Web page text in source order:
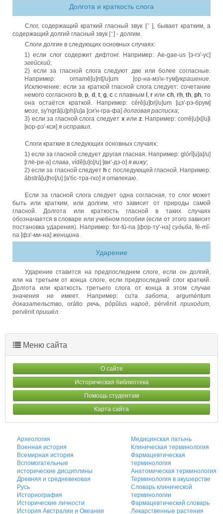
Долгота и краткость слога
Слог, содержащий краткий гласный звук [ ̆ ], бывает кратким, а
содержащий долгий гласный звук [ ̄ ] - долгим.
Слоги долгие в следующих основных случаях:
1) если слог содержит дифтонг. Например: Ae-gae-us [э-гэ'-ус]
эгейский;
2) если за гласной слога следуют две или более согласные.
Например: ornamē[u]nt[/u]um [ор-на-мэ'н-тум]украшение.
Исключение: если за краткой гласной слога следует: сочетание
немого согласного b,p, d , t, g, cс плавным ,r или ch, rh, th, ph, то
она остаётся краткой. Например: cérĕ[u]br[/u]um [цэ'-рэ-брум]
мозг, sy'ngră[u]ph[/u]a [си'н-гра-фа] долговая расписка;
3) если за гласной слога следует xили z. Например: corrē[u]x[/u]i
[кор-рэ'-кси] я исправил.
Слоги краткие в следующих основных случаях:
1) если за гласной следует другая гласная. Например: glórĭ[u]a[/u]
[глё-ри-а] слава, vídĕ[u]o[/u] [ви'-дэ-о] я вижу;
2) если за гласной следуетh с последующей гласной. Например:
ábstră[u]ho[/u] [а'бс-тра-гхо] я отвлекаю.
Если за гласной слога следует одна согласная, то слог может
быть или кратким, или долгим, что зависит от природы самой
гласной. Долгота или краткость гласной в таких случаях
обозначается в словаре или учебном пособии (если от этого зависит
постановка ударения). Например: for-tū-na [фор-ту'-на] судьба, fé-mĭ-
na [фэ'-ми-на]женщина.
Ударение
Ударение ставится на предпоследнем слоге, если он долгий,
или на третьем от конца слоге, если предпоследний слог краткий.
Долгота или краткость третьего слога от конца в этом случае
значения не имеет. Например: cu'raзабота , arguméntum
доказательство , orátio речь, pópŭlusнарод , pérvĕnitприходит
pervēnit пришёл
Меню сайта
О сайте
Историческая библиотека
Помощь студентам
Карта сайта
Археология
Военная история
Всемирная история
Вспомогательные
исторические дисциплины
Древняя и средневековая
Русь
Историография
Исторические личности
История Австралии и Океании
Медицинская латынь
Клиническая терминология
Фармацевтическая
терминология
Анатомическая терминология
Терминология в акушерстве
Словарь клинической
терминологии
Фармацевтический словарь
Лекарственные растения